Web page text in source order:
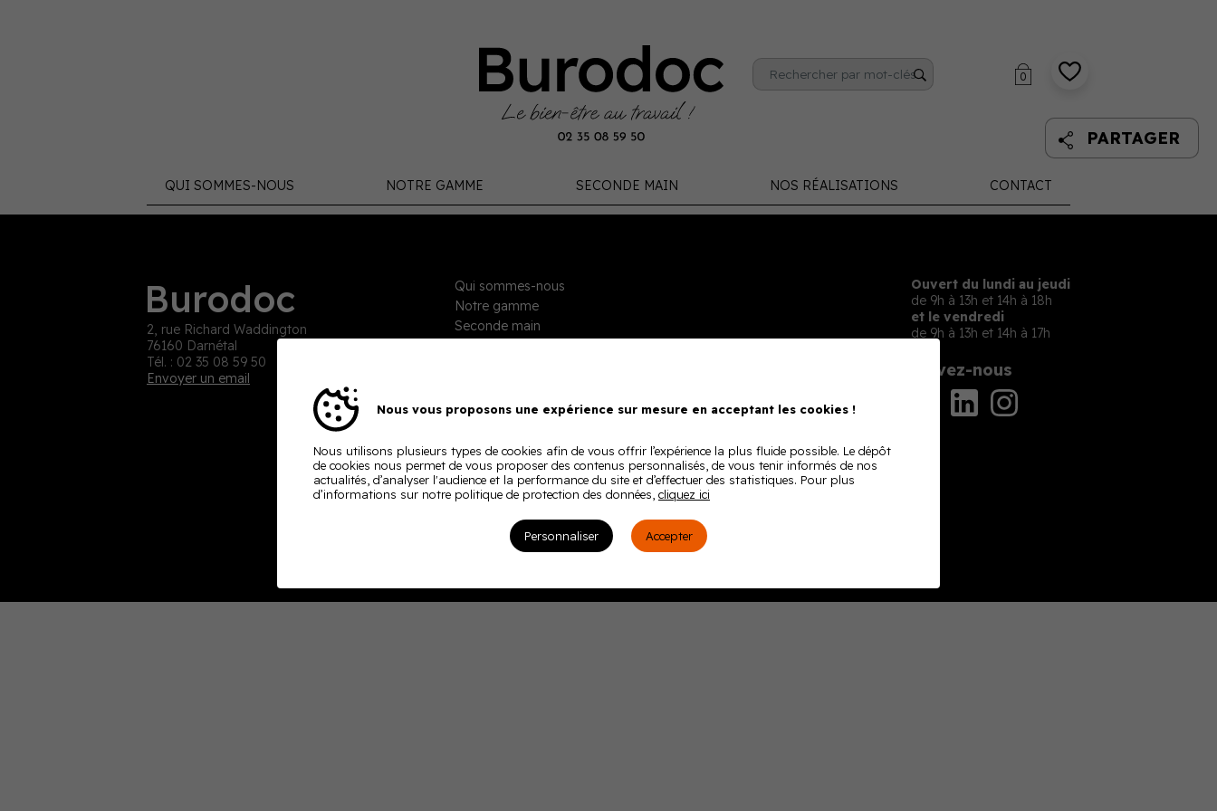
0
QUI SOMMES-NOUS NOTRE GAMME SECONDE MAIN NOS RÉALISATIONS CONTACT
PARTAGER
Burodoc
2, rue Richard Waddington
76160 Darnétal
Tél. : 02 35 08 59 50
Envoyer un email
Qui sommes-nous
Notre gamme
Seconde main
Politique de confidentialité
Charte RSE
Thèmes
Ouvert du lundi au jeudi
de 9h à 13h et 14h à 18h
et le vendredi
de 9h à 13h et 14h à 17h
Suivez-nous
Nous vous proposons une expérience sur mesure en acceptant les cookies !
Nous utilisons plusieurs types de cookies afin de vous offrir l’expérience la plus fluide possible. Le dépôt
de cookies nous permet de vous proposer des contenus personnalisés, de vous tenir informés de nos
actualités, d’analyser l'audience et la performance du site et d’effectuer des statistiques. Pour plus
d’informations sur notre politique de protection des données, cliquez ici
Personnaliser Accepter